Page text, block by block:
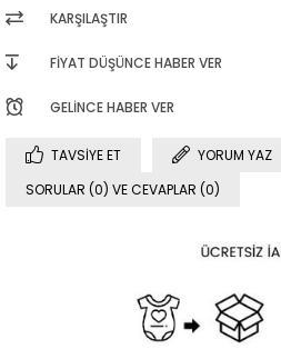
KARŞILAŞTIR
FIYAT DÜŞÜNCE HABER VER
GELINCE HABER VER
TAVSIYE ET
YORUM YAZ
SORULAR (0) VE CEVAPLAR (0)